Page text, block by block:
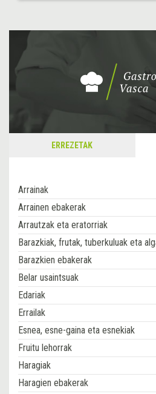
ERREZETAK
Arrainak
Arrainen ebakerak
Arrautzak eta eratorriak
Barazkiak, frutak, tuberkuluak eta
Barazkien ebakerak
Belar usaintsuak
Edariak
Errailak
Esnea, esne-gaina eta esnekiak
Fruitu lehorrak
Haragiak
Haragien ebakerak